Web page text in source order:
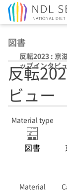
図書
反転2023 : 京
ップインタビ
反転
ビュー
Material type
図書
Material